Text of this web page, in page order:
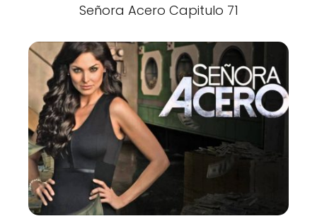
Señora Acero Capitulo 71